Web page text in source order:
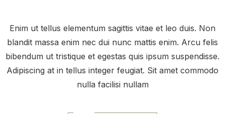
Enim ut tellus elementum sagittis vitae et leo duis. Non
blandit massa enim nec dui nunc mattis enim. Arcu felis
bibendum ut tristique et egestas quis ipsum suspendisse.
Adipiscing at in tellus integer feugiat. Sit amet commodo
nulla facilisi nullam